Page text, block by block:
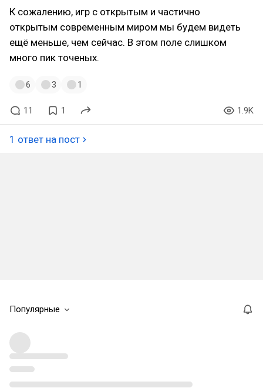
К сожалению, игр с открытым и частично
открытым современным миром мы будем видеть
ещё меньше, чем сейчас. В этом поле слишком
много пик точеных.
6 3 1
11 1 1.9K
1 ответ на пост
Популярные